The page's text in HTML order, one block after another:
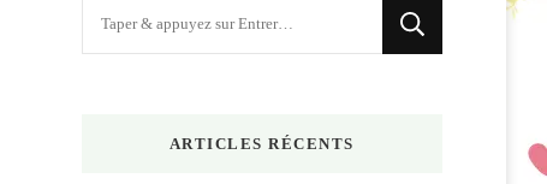
ARTICLES RÉCENTS